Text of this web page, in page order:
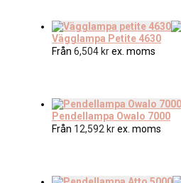
Vägglampa Petite 4630
Från 6,504 krex. moms
Pendellampa Owalo 7000
Från 12,592 krex. moms